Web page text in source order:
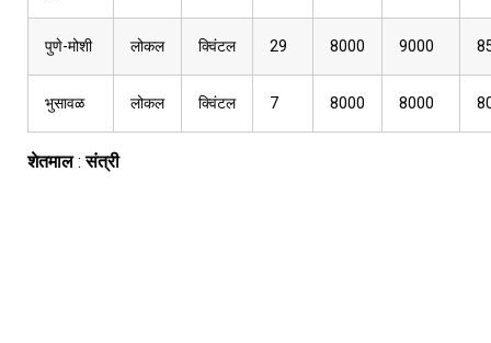
पुणे-मोशी लोकल क्विंटल 29 8000 9000
भुसावळ लोकल क्विंटल 7 8000 8000
शेतमाल:संत्री